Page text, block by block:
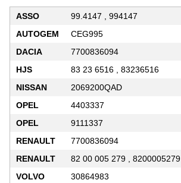
ASSO
99.4147 , 994147
AUTOGEM
CEG995
DACIA
7700836094
HJS
83 23 6516 , 83236516
NISSAN
2069200QAD
OPEL
4403337
OPEL
9111337
RENAULT
7700836094
RENAULT
82 00 005 279 , 8200005279
VOLVO
30864983